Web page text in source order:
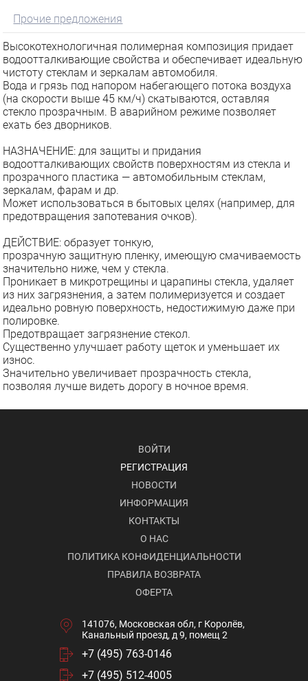
Прочие предложения
Высокотехнологичная полимерная композиция придает
водоотталкивающие свойства и обеспечивает идеальную
чистоту стеклам и зеркалам автомобиля.
Вода и грязь под напором набегающего потока воздуха
(на скорости выше 45 км/ч) скатываются, оставляя
стекло прозрачным. В аварийном режиме позволяет
ехать без дворников.
НАЗНАЧЕНИЕ: для защиты и придания
водоотталкивающих свойств поверхностям из стекла и
прозрачного пластика — автомобильным стеклам,
зеркалам, фарам и др.
Может использоваться в бытовых целях (например, для
предотвращения запотевания очков).
ДЕЙСТВИЕ: образует тонкую,
прозрачную защитную пленку, имеющую смачиваемость
значительно ниже, чем у стекла.
Проникает в микротрещины и царапины стекла, удаляет
из них загрязнения, а затем полимеризуется и создает
идеально ровную поверхность, недостижимую даже при
полировке.
Предотвращает загрязнение стекол.
Существенно улучшает работу щеток и уменьшает их
износ.
Значительно увеличивает прозрачность стекла,
позволяя лучше видеть дорогу в ночное время.
ВОЙТИ
РЕГИСТРАЦИЯ
НОВОСТИ
ИНФОРМАЦИЯ
КОНТАКТЫ
О НАС
ПОЛИТИКА КОНФИДЕНЦИАЛЬНОСТИ
ПРАВИЛА ВОЗВРАТА
ОФЕРТА
141076, Московская обл, г Королёв,
Канальный проезд, д 9, помещ 2
+7 (495) 763-0146
+7 (495) 512-4005